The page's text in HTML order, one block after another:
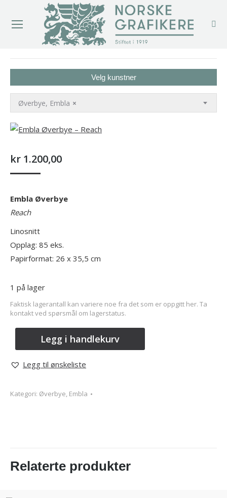
Velg kunstner
×
Øverbye, Embla
kr 1.200,00
Embla Øverbye
Reach
Linosnitt
Opplag: 85 eks.
Papirformat: 26 x 35,5 cm
1 på lager
Faktisk lagerantall kan variere noe fra det som er oppgitt her. Ta
kontakt ved spørsmål om lagerstatus.
Legg i handlekurv
Legg til ønskeliste
Kategori: Øverbye, Embla
Relaterte produkter